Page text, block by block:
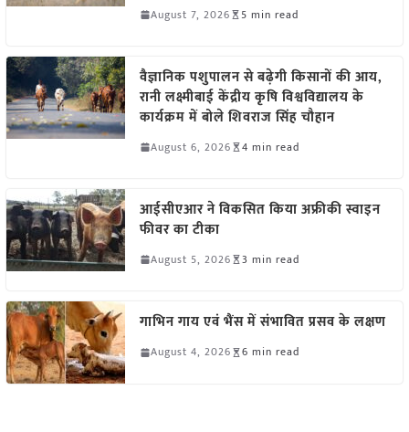
August 7, 2026 5 min read
वैज्ञानिक पशुपालन से बढ़ेगी किसानों की आय,
रानी लक्ष्मीबाई केंद्रीय कृषि विश्वविद्यालय के
कार्यक्रम में बोले शिवराज सिंह चौहान
August 6, 2026 4 min read
आईसीएआर ने विकसित किया अफ्रीकी स्वाइन
फीवर का टीका
August 5, 2026 3 min read
गाभिन गाय एवं भैंस में संभावित प्रसव के लक्षण
August 4, 2026 6 min read